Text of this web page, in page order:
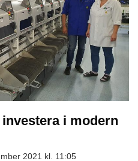
i modern
2021 kl. 11:05